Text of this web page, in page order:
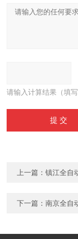
请输入计算结果（填
上一篇：镇江全自
下一篇：南京全自